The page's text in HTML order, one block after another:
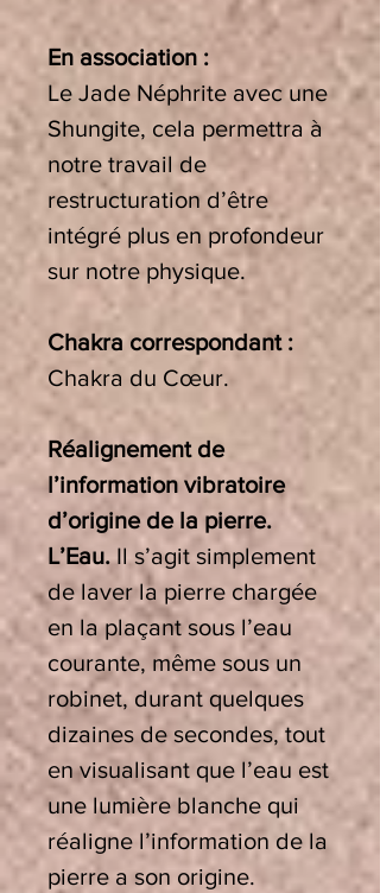
En association :
Le Jade Néphrite avec une
Shungite, cela permettra à
notre travail de
restructuration d’être
intégré plus en profondeur
sur notre physique.
Chakra correspondant :
Chakra du Cœur.
Réalignement de
l’information vibratoire
d’origine de la pierre.
L’Eau. Il s’agit simplement
de laver la pierre chargée
en la plaçant sous l’eau
courante, même sous un
robinet, durant quelques
dizaines de secondes, tout
en visualisant que l’eau est
une lumière blanche qui
réaligne l’information de la
pierre a son origine.